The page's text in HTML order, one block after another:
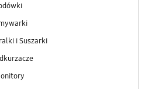
i Suszarki